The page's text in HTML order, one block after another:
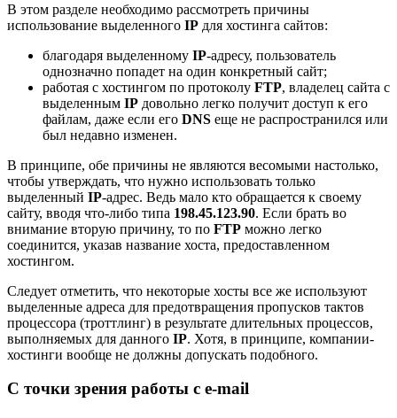
В этом разделе необходимо рассмотреть причины
использование выделенного IP для хостинга сайтов:
благодаря выделенному IP-адресу, пользователь
однозначно попадет на один конкретный сайт;
работая с хостингом по протоколу FTP, владелец сайта с
выделенным IP довольно легко получит доступ к его
файлам, даже если его DNS еще не распространился или
был недавно изменен.
В принципе, обе причины не являются весомыми настолько,
чтобы утверждать, что нужно использовать только
выделенный IP-адрес. Ведь мало кто обращается к своему
сайту, вводя что-либо типа 198.45.123.90. Если брать во
внимание вторую причину, то по FTP можно легко
соединится, указав название хоста, предоставленном
хостингом.
Следует отметить, что некоторые хосты все же используют
выделенные адреса для предотвращения пропусков тактов
процессора (троттлинг) в результате длительных процессов,
выполняемых для данного IP. Хотя, в принципе, компании-
хостинги вообще не должны допускать подобного.
С точки зрения работы с e-mail